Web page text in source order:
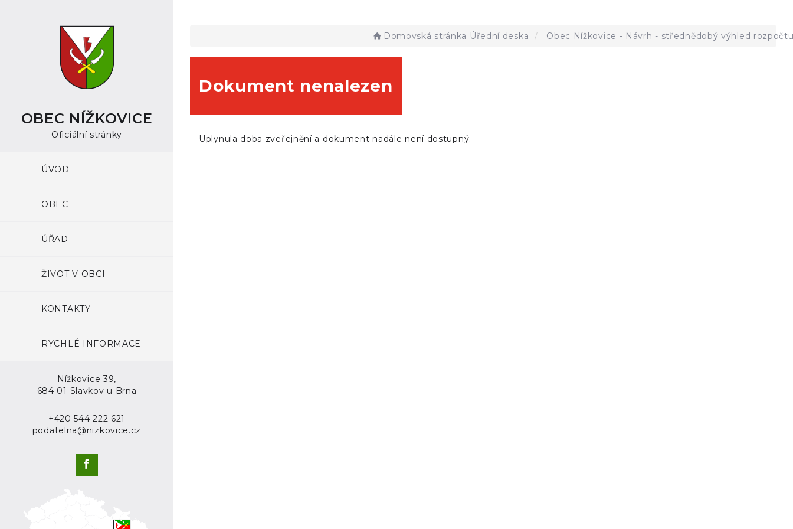
OBEC NÍŽKOVICE
Oficiální stránky
ÚVOD
OBEC
ÚŘAD
ŽIVOT V OBCI
KONTAKTY
RYCHLÉ INFORMACE
Nížkovice 39,
684 01 Slavkov u Brna
+420 544 222 621
podatelna@nizkovice.cz
Domovská stránka Úřední deska Obec Nížkovice - Návrh - střednědobý výhled
Dokument nenalezen
Uplynula doba zveřejnění a dokument nadále není dostupný.